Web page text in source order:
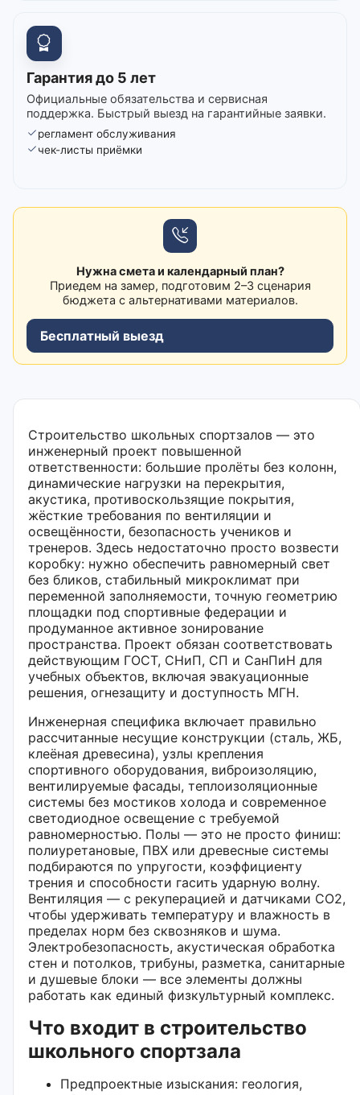
Гарантия до 5 лет
Официальные обязательства и сервисная
поддержка. Быстрый выезд на гарантийные заявки.
регламент обслуживания
чек-листы приёмки
Нужна смета и календарный план?
Приедем на замер, подготовим 2–3 сценария
бюджета с альтернативами материалов.
Бесплатный выезд
Строительство школьных спортзалов — это
инженерный проект повышенной
ответственности: большие пролёты без колонн,
динамические нагрузки на перекрытия,
акустика, противоскользящие покрытия,
жёсткие требования по вентиляции и
освещённости, безопасность учеников и
тренеров. Здесь недостаточно просто возвести
коробку: нужно обеспечить равномерный свет
без бликов, стабильный микроклимат при
переменной заполняемости, точную геометрию
площадки под спортивные федерации и
продуманное активное зонирование
пространства. Проект обязан соответствовать
действующим ГОСТ, СНиП, СП и СанПиН для
учебных объектов, включая эвакуационные
решения, огнезащиту и доступность МГН.
Инженерная специфика включает правильно
рассчитанные несущие конструкции (сталь, ЖБ,
клеёная древесина), узлы крепления
спортивного оборудования, виброизоляцию,
вентилируемые фасады, теплоизоляционные
системы без мостиков холода и современное
светодиодное освещение с требуемой
равномерностью. Полы — это не просто финиш:
полиуретановые, ПВХ или древесные системы
подбираются по упругости, коэффициенту
трения и способности гасить ударную волну.
Вентиляция — с рекуперацией и датчиками CO2,
чтобы удерживать температуру и влажность в
пределах норм без сквозняков и шума.
Электробезопасность, акустическая обработка
стен и потолков, трибуны, разметка, санитарные
и душевые блоки — все элементы должны
работать как единый физкультурный комплекс.
Что входит в строительство
школьного спортзала
Предпроектные изыскания: геология,